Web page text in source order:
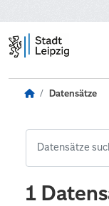
Datensätze
1